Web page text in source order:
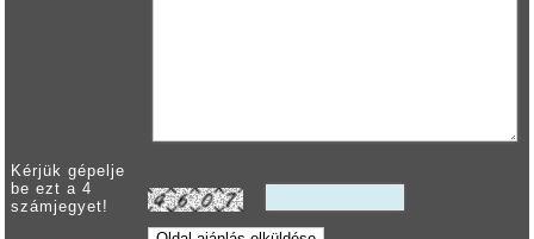
Kérjük gépelje
be ezt a 4
számjegyet!